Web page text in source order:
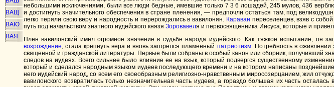
ВАЩ
ВАЮ
ВАЯ
небольшими исключениями, были все люди бедные, имевшие только 7 3 6 лошадей, 245 мулов, 436
и достигнуть значительного обеспечения в стране пленения, — предпочли остаться там, под
легко теряли свою веру и народность и перерождались в вавилонян. Караван переселенцев, взяв с
путь под начальством знатного иудейского князя Зоровавеля и первосвященника Иисуса, которые и
Плен вавилонский имел огромное значение в судьбе народа иудейского. Как тяжкое испытание, он
возрождение, стала крепнуть вера и вновь загорелся пламенный патриотизм. Потребность в оживлении
священной и гражданской литературы. Первые были собраны в особый канон или сборник, получивший
следов на иудеях. Всего сильнее было влияние ее на язык, который подвергся существенному
который и сделался народным языком иудеев последующего времени и на котором написаны
него иудейский народ, со всем его своеобразным религиозно-нравственным миросозерцанием, жил
вавилонского возвратилась только незначительная часть иудеев, а гораздо большая их часть